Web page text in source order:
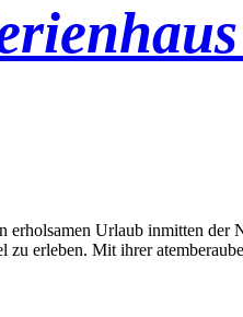
erholsamen Urlaub inmitten der
erleben. Mit ihrer